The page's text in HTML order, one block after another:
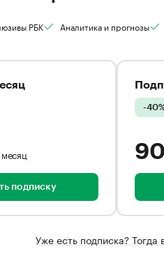
РБК Аналитика и прогнозы
месяц
подписку
-
Уже есть подписка? Тогда